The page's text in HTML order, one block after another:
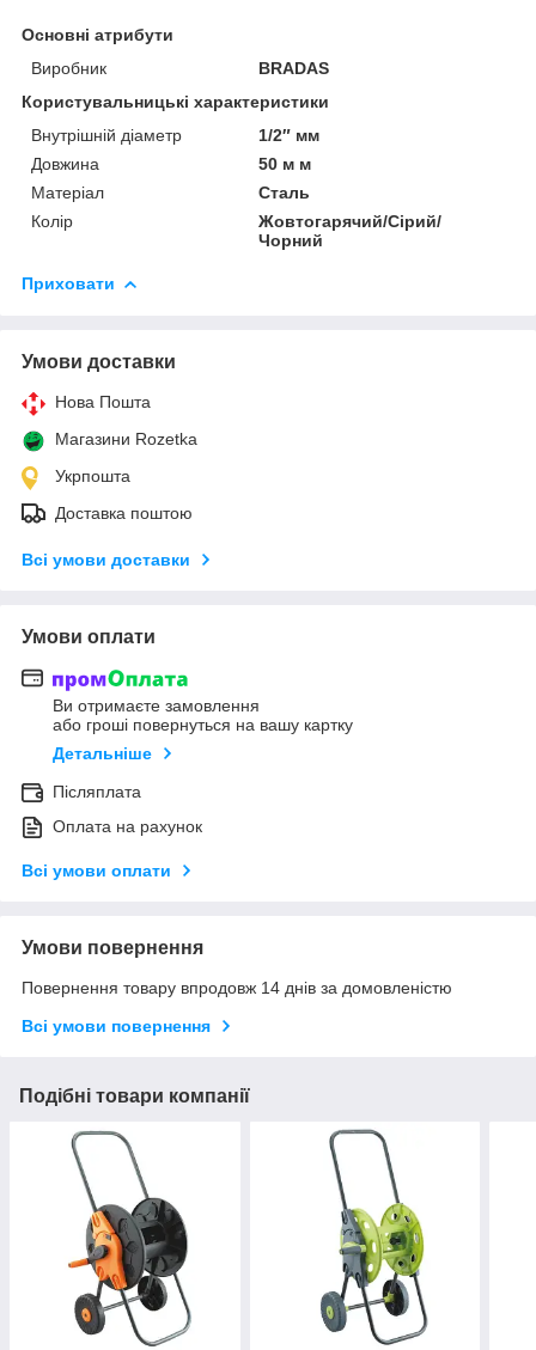
Основні атрибути
Виробник
BRADAS
Користувальницькі характеристики
Внутрішній діаметр
1/2″ мм
Довжина
50 м м
Матеріал
Сталь
Колір
Жовтогарячий/Сірий/
Чорний
Приховати
Умови доставки
Нова Пошта
Магазини Rozetka
Укрпошта
Доставка поштою
Всі умови доставки
Умови оплати
Ви отримаєте замовлення
або гроші повернуться на вашу картку
Детальніше
Післяплата
Оплата на рахунок
Всі умови оплати
Умови повернення
Повернення товару впродовж 14 днів за домовленістю
Всі умови повернення
Подібні товари компанії